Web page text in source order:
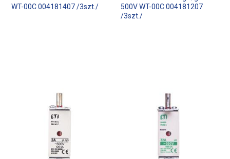
WT-00C 004181407 /3szt./
500V WT-00C 004181207
/3szt./